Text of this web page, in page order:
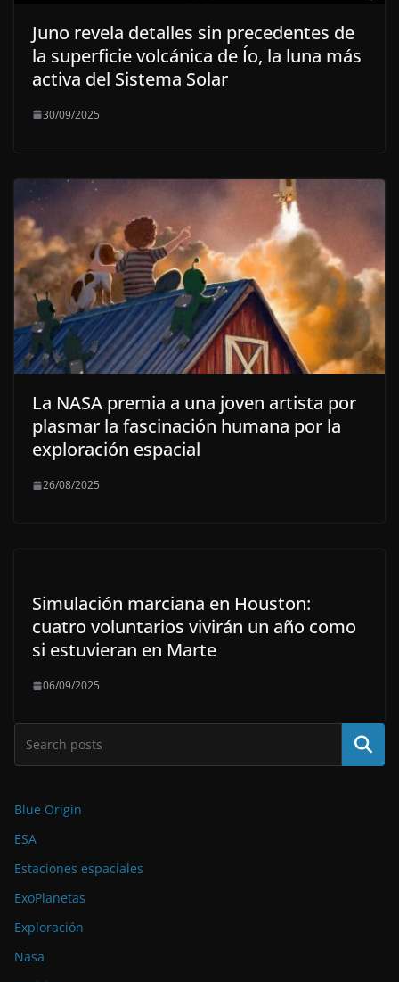
Juno revela detalles sin precedentes de
la superficie volcánica de Ío, la luna más
activa del Sistema Solar
30/09/2025
La NASA premia a una joven artista por
plasmar la fascinación humana por la
exploración espacial
26/08/2025
Simulación marciana en Houston:
cuatro voluntarios vivirán un año como
si estuvieran en Marte
06/09/2025
Buscar
Blue Origin
ESA
Estaciones espaciales
ExoPlanetas
Exploración
Nasa